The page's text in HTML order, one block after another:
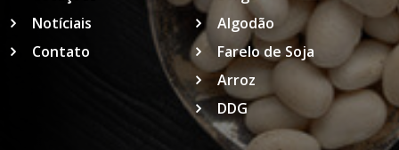
Notíciais
Contato
Algodão
Farelo de Soja
Arroz
DDG